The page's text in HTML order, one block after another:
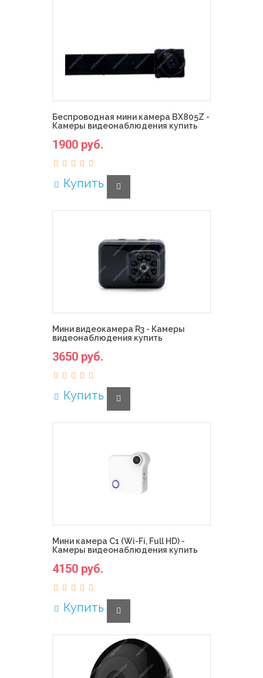
Беспроводная мини камера BX805Z -
Камеры видеонаблюдения купить
1900 руб.
Купить
Мини видеокамера R3 - Камеры
видеонаблюдения купить
3650 руб.
Купить
Мини камера C1 (Wi-Fi, Full HD) -
Камеры видеонаблюдения купить
4150 руб.
Купить